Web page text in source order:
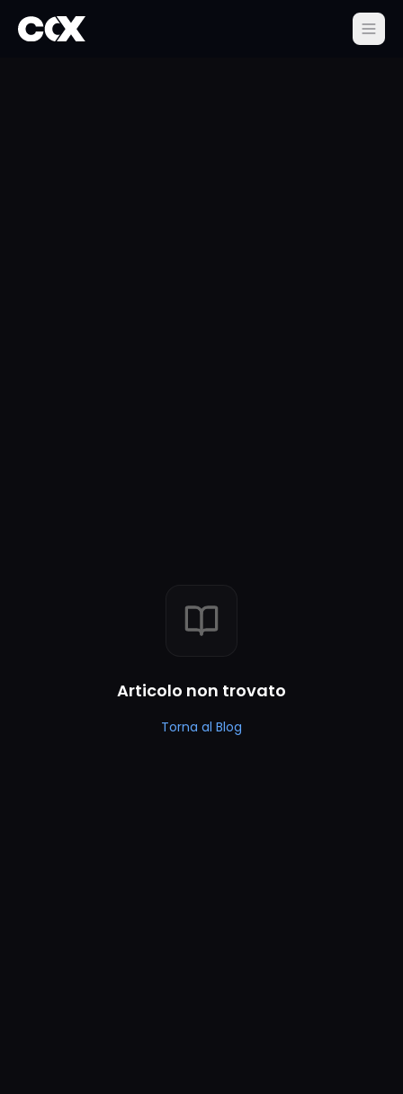
Articolo non trovato
Torna al Blog